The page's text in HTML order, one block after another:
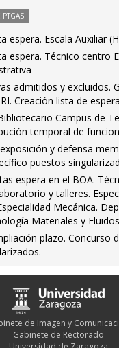
espera. Escala Auxiliar
espera. Técnico centro
admitidos y excluidos.
Creación lista de espera
Campus de
temporal de
y defensa
puestos
espera en el BOA.
y talleres.
Mecánica.
Materiales y Fluidos
plazo. Concurso
de Imagen y
Gabinete de Rectorado